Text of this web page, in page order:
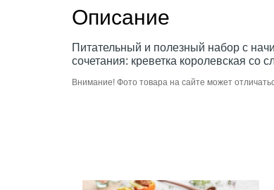
Описание
Питательный и полезный набор с
сочетания: креветка королевская
Внимание! Фото товара на сайте может